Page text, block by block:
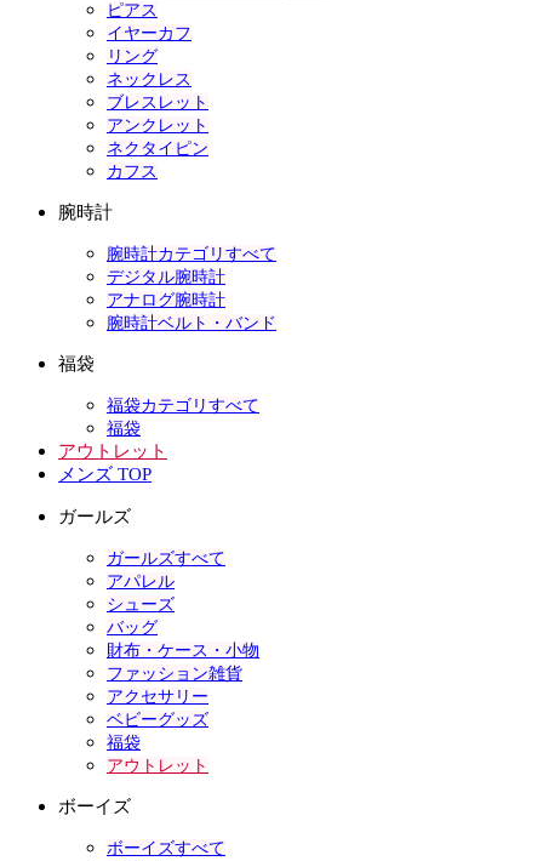
ピアス
イヤーカフ
リング
ネックレス
ブレスレット
アンクレット
ネクタイピン
カフス
腕時計
腕時計カテゴリすべて
デジタル腕時計
アナログ腕時計
腕時計ベルト・バンド
福袋
福袋カテゴリすべて
福袋
アウトレット
メンズ TOP
ガールズ
ガールズすべて
アパレル
シューズ
バッグ
財布・ケース・小物
ファッション雑貨
アクセサリー
ベビーグッズ
福袋
アウトレット
ボーイズ
ボーイズすべて